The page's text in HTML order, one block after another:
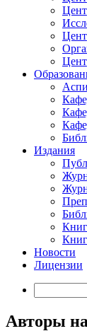
Издания
Новости
Лицензии
Авторы